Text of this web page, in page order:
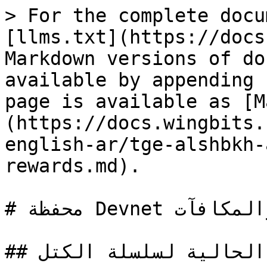
> For the complete
[llms.txt](https://
Markdown versions of
available by
page is available as
(https://
english-ar/tge-
rewards.md).
# محفظة Devnet والمكافآت
## الحالة الحالية لسلسلة الكتل